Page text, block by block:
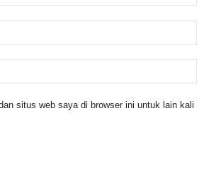
situs web saya di browser ini untuk lain kali